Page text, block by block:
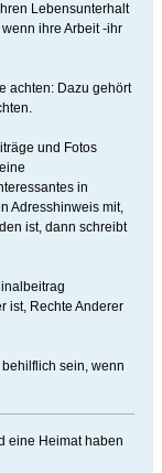
Lebensunterhalt
ihre Arbeit -ihr
achten: Dazu gehört
und Fotos
in
Adresshinweis mit,
ist, dann schreibt
ist, Rechte Anderer
sein, wenn
eine Heimat haben